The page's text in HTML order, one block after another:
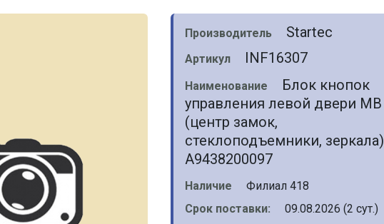
Производитель Startec
Артикул INF16307
Наименование
Блок кнопок
управления левой двери MB
(центр замок,
стеклоподъемники, зеркала)
A9438200097
Наличие
Филиал 418
Срок поставки:
09.08.2026 (2 сут.)